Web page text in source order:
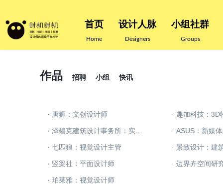
首页
Home
设计人脉
Designers
小组社群
Groups
作品 招聘 小组 快讯
· 唐狮：文创设计师 · 趣加科技：3D
· ASUS：新媒
· 七匹狼：视觉设计主管 · 景致设计：建
· 竖梁社：平面设计师
· 珀莱雅：视觉设计师